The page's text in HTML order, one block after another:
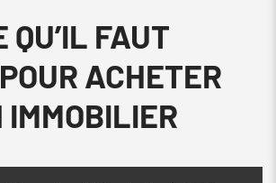
QU’IL FAUT
ACHETER
IMMOBILIER